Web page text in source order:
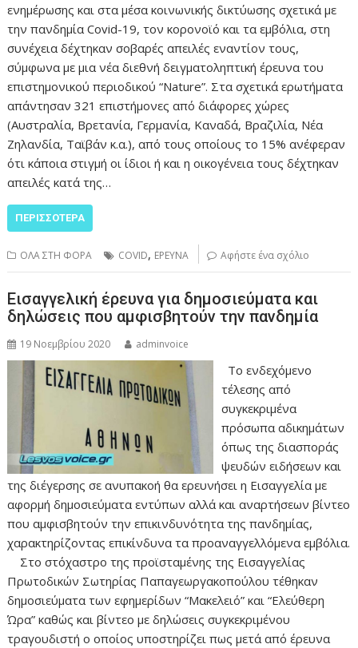
ενημέρωσης και στα μέσα κοινωνικής δικτύωσης σχετικά με
την πανδημία Covid-19, τον κορονοϊό και τα εμβόλια, στη
συνέχεια δέχτηκαν σοβαρές απειλές εναντίον τους,
σύμφωνα με μια νέα διεθνή δειγματοληπτική έρευνα του
επιστημονικού περιοδικού “Nature”. Στα σχετικά ερωτήματα
απάντησαν 321 επιστήμονες από διάφορες χώρες
(Αυστραλία, Βρετανία, Γερμανία, Καναδά, Βραζιλία, Νέα
Ζηλανδία, Ταϊβάν κ.α.), από τους οποίους το 15% ανέφεραν
ότι κάποια στιγμή οι ίδιοι ή και η οικογένεια τους δέχτηκαν
απειλές κατά της…
ΠΕΡΙΣΣΌΤΕΡΑ
ΟΛΑ ΣΤΗ ΦΟΡΑ COVID, ΕΡΕΥΝΑ Αφήστε ένα σχόλιο
Εισαγγελική έρευνα για δημοσιεύματα και
δηλώσεις που αμφισβητούν την πανδημία
19 Νοεμβρίου 2020 adminvoice
Το ενδεχόμενο
τέλεσης από
συγκεκριμένα
πρόσωπα αδικημάτων
όπως της διασποράς
ψευδών ειδήσεων και
της διέγερσης σε ανυπακοή θα ερευνήσει η Εισαγγελία με
αφορμή δημοσιεύματα εντύπων αλλά και αναρτήσεων βίντεο
που αμφισβητούν την επικινδυνότητα της πανδημίας,
χαρακτηρίζοντας επικίνδυνα τα προαναγγελλόμενα εμβόλια.
Στο στόχαστρο της προϊσταμένης της Εισαγγελίας
Πρωτοδικών Σωτηρίας Παπαγεωργακοπούλου τέθηκαν
δημοσιεύματα των εφημερίδων “Μακελειό” και “Ελεύθερη
Ώρα” καθώς και βίντεο με δηλώσεις συγκεκριμένου
τραγουδιστή ο οποίος υποστηρίζει πως μετά από έρευνα